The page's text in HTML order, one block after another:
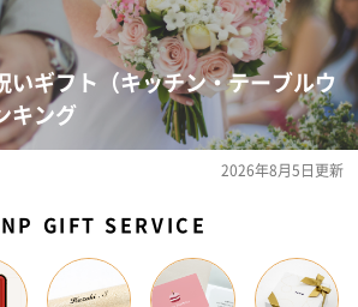
いギフト（キッチン・テーブルウ
キング
2026年8月5日更新
GIFT SERVICE